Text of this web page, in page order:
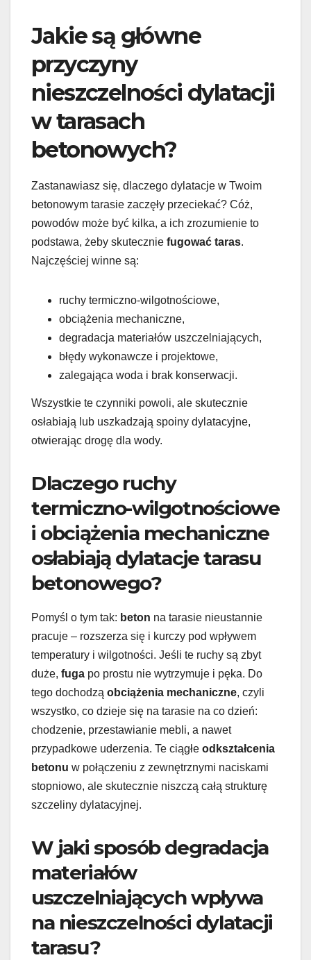
Jakie są główne
przyczyny
nieszczelności dylatacji
w tarasach
betonowych?
Zastanawiasz się, dlaczego dylatacje w Twoim
betonowym tarasie zaczęły przeciekać? Cóż,
powodów może być kilka, a ich zrozumienie to
podstawa, żeby skutecznie fugować taras.
Najczęściej winne są:
ruchy termiczno-wilgotnościowe,
obciążenia mechaniczne,
degradacja materiałów uszczelniających,
błędy wykonawcze i projektowe,
zalegająca woda i brak konserwacji.
Wszystkie te czynniki powoli, ale skutecznie
osłabiają lub uszkadzają spoiny dylatacyjne,
otwierając drogę dla wody.
Dlaczego ruchy
termiczno-wilgotnościowe
i obciążenia mechaniczne
osłabiają dylatacje tarasu
betonowego?
Pomyśl o tym tak: beton na tarasie nieustannie
pracuje – rozszerza się i kurczy pod wpływem
temperatury i wilgotności. Jeśli te ruchy są zbyt
duże, fuga po prostu nie wytrzymuje i pęka. Do
tego dochodzą obciążenia mechaniczne, czyli
wszystko, co dzieje się na tarasie na co dzień:
chodzenie, przestawianie mebli, a nawet
przypadkowe uderzenia. Te ciągłe odkształcenia
betonu w połączeniu z zewnętrznymi naciskami
stopniowo, ale skutecznie niszczą całą strukturę
szczeliny dylatacyjnej.
W jaki sposób degradacja
materiałów
uszczelniających wpływa
na nieszczelności dylatacji
tarasu?